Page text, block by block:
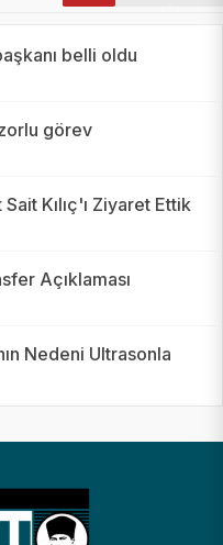
belli oldu
görev
Kılıç'ı Ziyaret Ettik
Açıklaması
Nedeni Ultrasonla